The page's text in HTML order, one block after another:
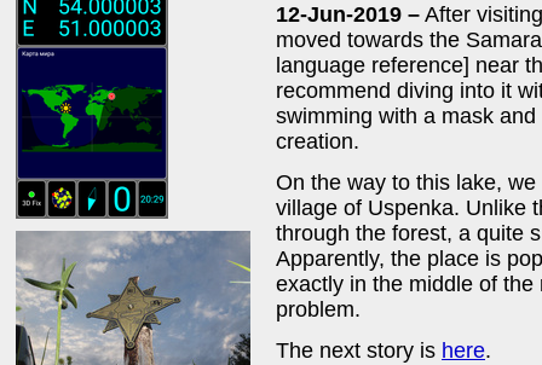
12-Jun-2019 – After
moved towards the
language reference] near
recommend diving into it
swimming with a mask
creation.
On the way to this lake,
village of Uspenka. Unlike
through the forest, a quite
Apparently, the place is
exactly in the middle of
problem.
The next story is here.